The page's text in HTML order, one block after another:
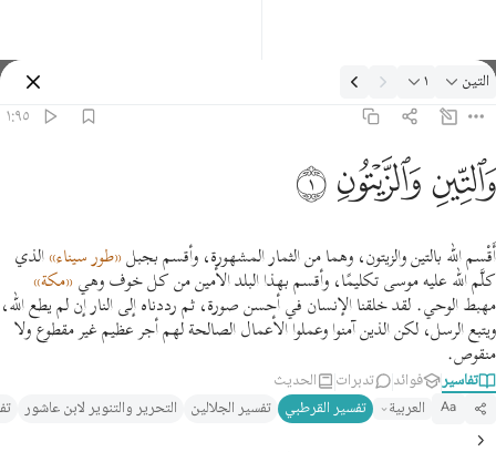
التفسير: التين ١:٩٥
التين ١
١:٩٥
والتين والزيتون ١
وَٱلتِّينِ وَٱلزَّيْتُونِ ١
ﱛﱜﱝ
أَقْسم الله بالتين والزيتون، وهما من الثمار المشهورة، وأقسم بجبل«طور سيناء»الذي
كلَّم الله عليه موسى تكليمًا، وأقسم بهذا البلد الأمين من كل خوف وهي«مكة»
مهبط الوحي. لقد خلقنا الإنسان في أحسن صورة، ثم رددناه إلى النار إن لم يطع الله،
ويتبع الرسل، لكن الذين آمنوا وعملوا الأعمال الصالحة لهم أجر عظيم غير مقطوع ولا
منقوص.
تفاسير فوائد تدبرات الحديث
Aa العربية تفسير القرطبي‎ تفسير الجلالين التحرير والتنوير لابن عاشور